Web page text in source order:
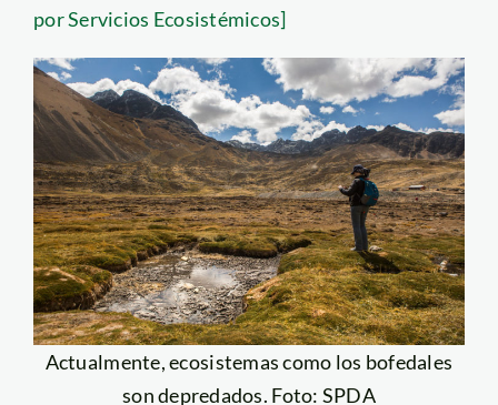
por Servicios Ecosistémicos]
Actualmente, ecosistemas como los bofedales
son depredados. Foto: SPDA